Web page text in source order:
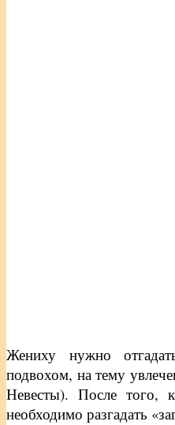
Жениху нужно
подвохом, на тему
Невесты). После того,
необходимо разгадать